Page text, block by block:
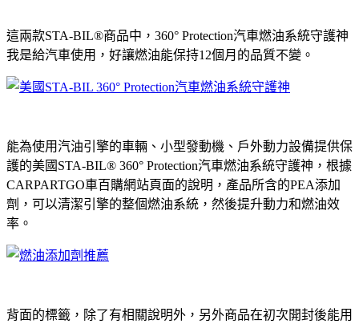
這兩款STA-BIL®商品中，360° Protection汽車燃油系統守護神
我是給汽車使用，好讓燃油能保持12個月的品質不變。
能為使用汽油引擎的車輛、小型發動機、戶外動力設備提供保
護的美國STA-BIL® 360° Protection汽車燃油系統守護神，根據
CARPARTGO車百購網站頁面的說明，產品所含的PEA添加
劑，可以清潔引擎的整個燃油系統，然後提升動力和燃油效
率。
背面的標籤，除了有相關說明外，另外商品在初次開封後能用